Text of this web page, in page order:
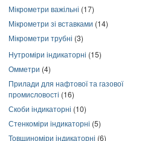
Мікрометри важільні (17)
Мікрометри зі вставками (14)
Мікрометри трубні (3)
Нутроміри індикаторні (15)
Омметри (4)
Прилади для нафтової та газової
промисловості (16)
Скоби індикаторні (10)
Стенкоміри індикаторні (5)
Товщиноміри індикаторні (6)